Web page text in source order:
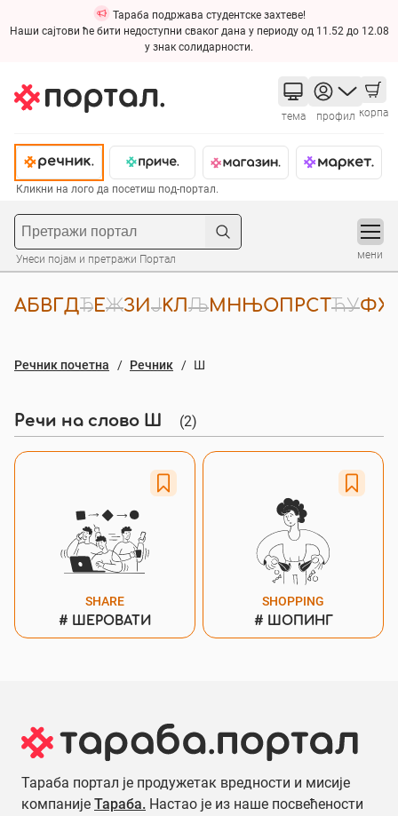
Тараба подржава студентске захтеве!
Наши сајтови ће бити недоступни сваког дана у периоду од 11.52 до 12.08
у знак солидарности.
тема профил корпа
Кликни на лого да посетиш под-портал.
Унеси појам и претражи Портал мени
AБВГ ДЂЕЖЗИЈКЛЉМНЊОПРС Т ЋУФХ
Речник почетна Речник Ш
Речи на слово Ш (2)
SHARE
# ШЕРОВАТИ
SHOPPING
# ШОПИНГ
Тараба портал је продужетак вредности и мисије
компаније Тараба. Настао је из наше посвећености